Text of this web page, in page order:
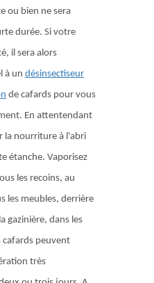
ou bien ne sera
durée. Si votre
il sera alors
à un désinsectiseur
de cafards pour vous
En attentendant
la nourriture à l'abri
étanche. Vaporisez
les recoins, au
les meubles, derrière
gazinière, dans les
peuvent
très